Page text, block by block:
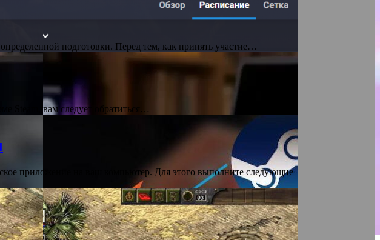
подготовки. Перед тем, как принять участие…
Steam, вам следует обратиться…
приложение на ваш компьютер. Для этого выполните следующие